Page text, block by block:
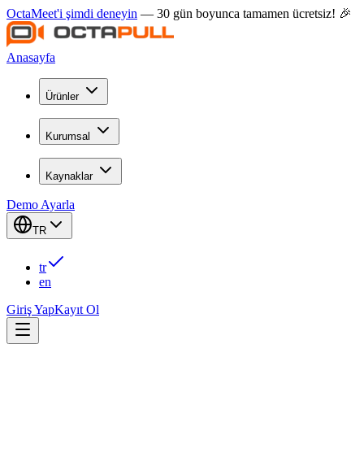
OctaMeet'i şimdi deneyin — 30 gün boyunca tamamen ücretsiz! 🎉
Anasayfa
Ürünler
Kurumsal
Kaynaklar
Demo Ayarla
TR
tr
en
Giriş YapKayıt Ol